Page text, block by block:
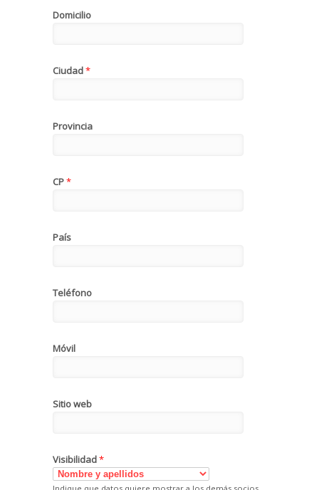
Domicilio
Ciudad*
Provincia
CP*
País
Teléfono
Móvil
Sitio web
Visibilidad*